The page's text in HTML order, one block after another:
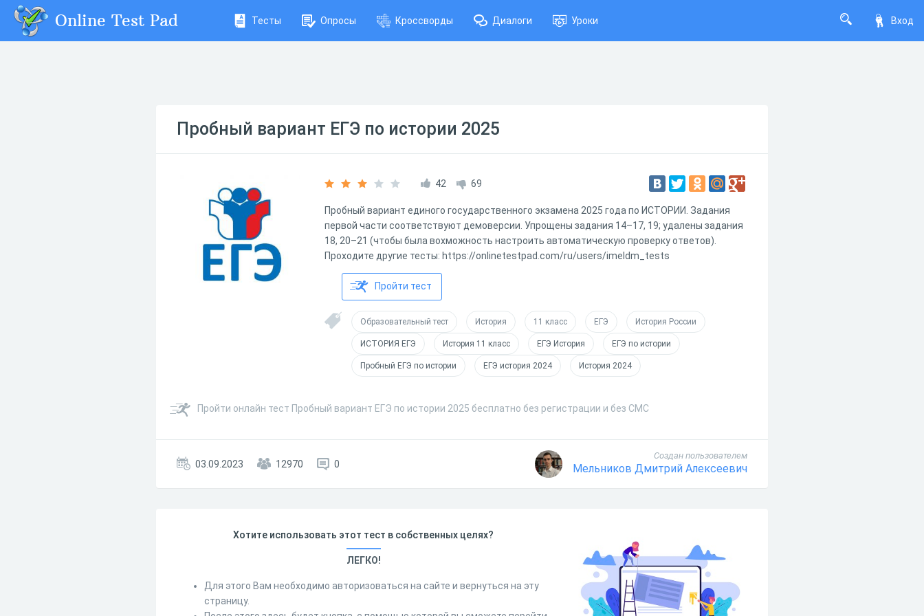
Вход
Online Test Pad Тесты Опросы Кроссворды Диалоги Уроки
Пробный вариант ЕГЭ по истории 2025
42 69
Пробный вариант единого государственного экзамена 2025 года по ИСТОРИИ. Задания
первой части соответствуют демоверсии. Упрощены задания 14–17, 19; удалены задания
18, 20–21 (чтобы была вохможность настроить автоматическую проверку ответов).
Проходите другие тесты: https://onlinetestpad.com/ru/users/imeldm_tests
Пройти тест
Образовательный тест История 11 класс ЕГЭ История России
ИСТОРИЯ ЕГЭ История 11 класс ЕГЭ История ЕГЭ по истории
Пробный ЕГЭ по истории ЕГЭ история 2024 История 2024
Пройти онлайн тест Пробный вариант ЕГЭ по истории 2025 бесплатно без регистрации и без СМС
03.09.2023 12970 0
Создан пользователем
Мельников Дмитрий Алексеевич
Хотите использовать этот тест в собственных целях?
ЛЕГКО!
Для этого Вам необходимо авторизоваться на сайте и вернуться на эту
страницу.